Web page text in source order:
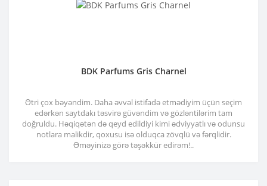
BDK Parfums Gris Charnel
Ətri çox bəyəndim. Daha əvvəl istifadə etmədiyim üçün seçim
edərkən saytdakı təsvirə güvəndim və gözləntilərim tam
doğruldu. Həqiqətən də qeyd edildiyi kimi ədviyyatlı və odunsu
notlara malikdir, qoxusu isə olduqca zövqlü və fərqlidir.
Əməyinizə görə təşəkkür edirəm!..